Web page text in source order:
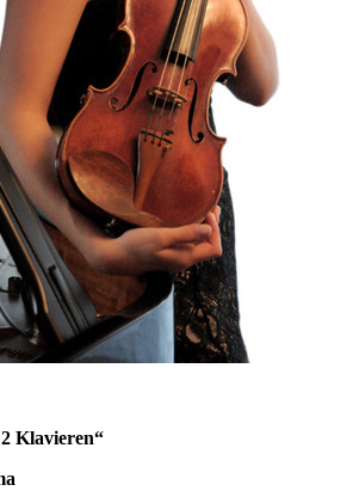
Klavieren“